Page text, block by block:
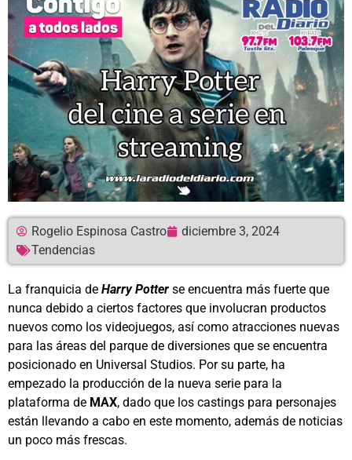
Rogelio Espinosa Castro
diciembre 3, 2024
Tendencias
La franquicia de Harry Potter se encuentra más fuerte que
nunca debido a ciertos factores que involucran productos
nuevos como los videojuegos, así como atracciones nuevas
para las áreas del parque de diversiones que se encuentra
posicionado en Universal Studios. Por su parte, ha
empezado la producción de la nueva serie para la
plataforma de MAX, dado que los castings para personajes
están llevando a cabo en este momento, además de noticias
un poco más frescas.